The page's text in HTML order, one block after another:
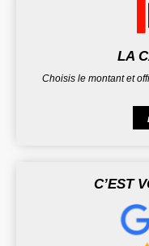
LA
Choisis le montant et
C’EST